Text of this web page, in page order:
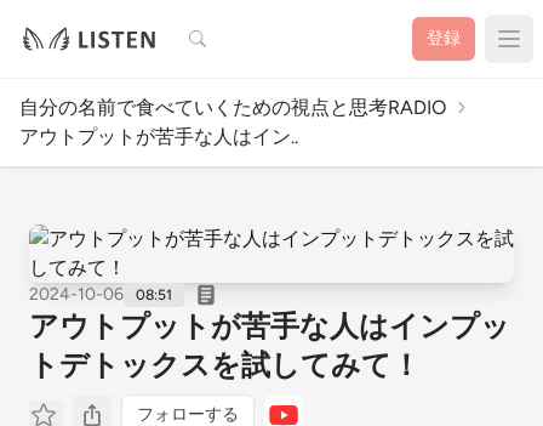
検索 登録
自分の名前で食べていくための視点と思考RADIO
アウトプットが苦手な人はイン..
2024-10-06 08:51
アウトプットが苦手な人はインプッ
トデトックスを試してみて！
フォローする